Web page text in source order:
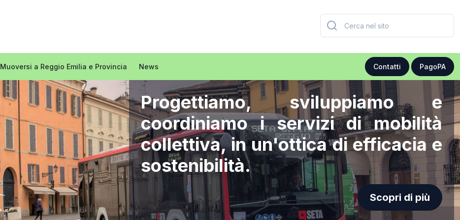
Muoversi a Reggio Emilia e Provincia News Contatti PagoPA
Progettiamo, sviluppiamo e
coordiniamo i servizi di mobilità
collettiva, in un'ottica di efficacia e
sostenibilità.
Scopri di più